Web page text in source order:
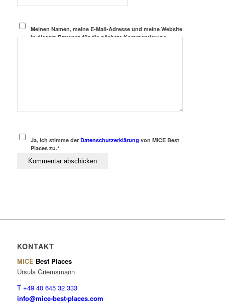
Meinen Namen, meine E-Mail-Adresse und meine Website
in diesem Browser, für die nächste Kommentierung,
Ja, ich stimme derDatenschutzerklärung von MICE Best
Places zu.*
KONTAKT
MICE Best Places
Ursula Griemsmann
T +49 40 645 32 333
info@mice-best-places.com